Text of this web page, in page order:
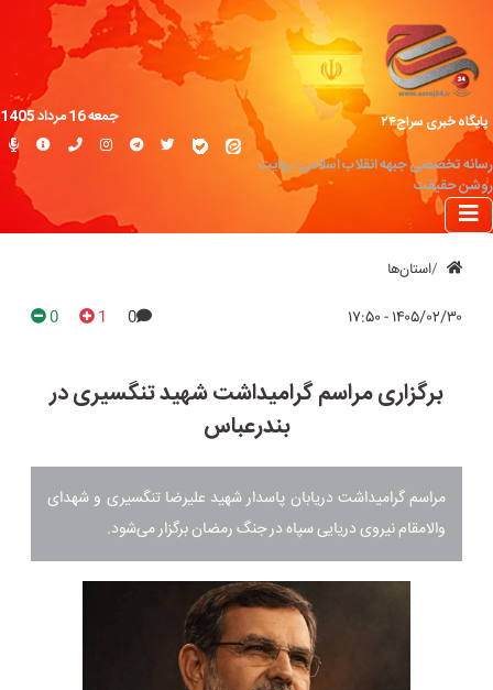
پایگاه خبری سراج۲۴
رسانه تخصصی جبهه انقلاب اسلامی؛ روایت
روشن حقیقت
جمعه 16 مرداد 1405
استان‌ها
۱۴۰۵/۰۲/۳۰ - ۱۷:۵۰ 0
1
0
برگزاری مراسم گرامیداشت شهید تنگسیری در
بندرعباس
مراسم گرامیداشت دریابان پاسدار شهید علیرضا تنگسیری و شهدای
والامقام نیروی دریایی سپاه در جنگ رمضان برگزار می‌شود.